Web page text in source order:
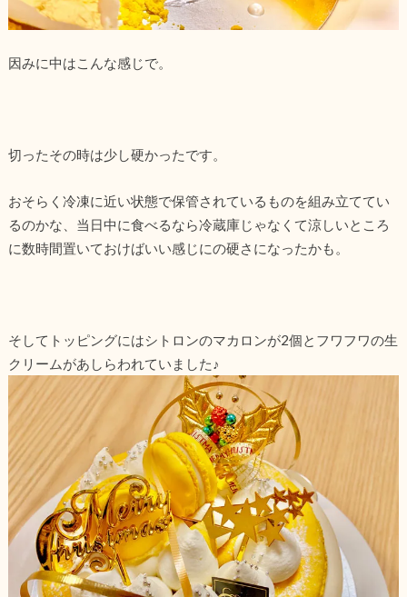
因みに中はこんな感じで。
切ったその時は少し硬かったです。
おそらく冷凍に近い状態で保管されているものを組み立ててい
るのかな、当日中に食べるなら冷蔵庫じゃなくて涼しいところ
に数時間置いておけばいい感じにの硬さになったかも。
そしてトッピングにはシトロンのマカロンが2個とフワフワの生
クリームがあしらわれていました♪